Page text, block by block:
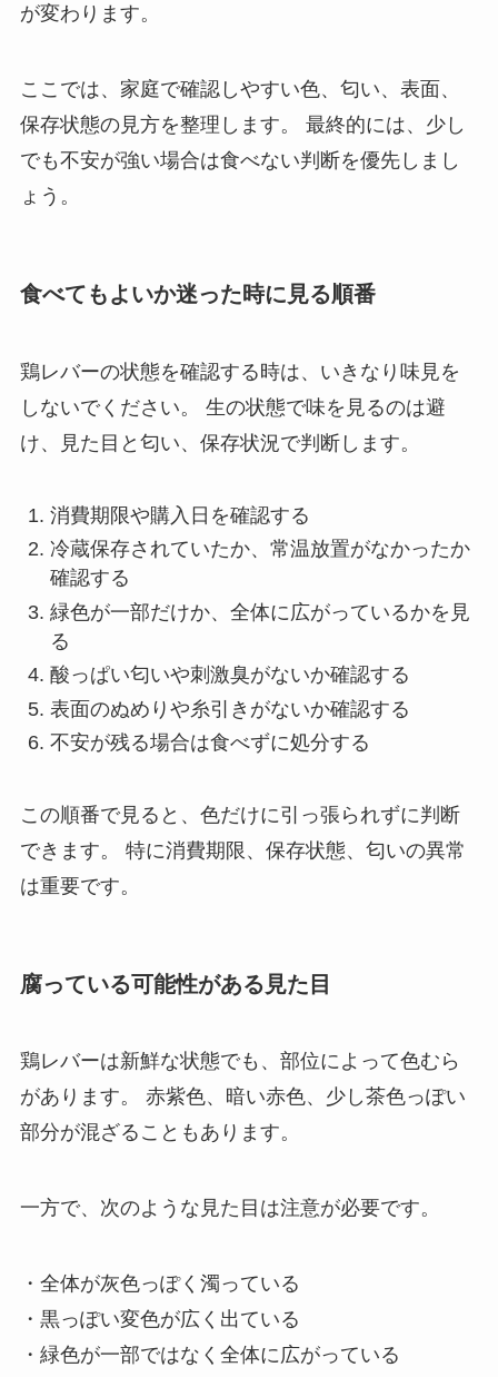
が変わります。
ここでは、家庭で確認しやすい色、匂い、表面、
保存状態の見方を整理します。 最終的には、少し
でも不安が強い場合は食べない判断を優先しまし
ょう。
食べてもよいか迷った時に見る順番
鶏レバーの状態を確認する時は、いきなり味見を
しないでください。 生の状態で味を見るのは避
け、見た目と匂い、保存状況で判断します。
消費期限や購入日を確認する
冷蔵保存されていたか、常温放置がなかったか
確認する
緑色が一部だけか、全体に広がっているかを見
る
酸っぱい匂いや刺激臭がないか確認する
表面のぬめりや糸引きがないか確認する
不安が残る場合は食べずに処分する
この順番で見ると、色だけに引っ張られずに判断
できます。 特に消費期限、保存状態、匂いの異常
は重要です。
腐っている可能性がある見た目
鶏レバーは新鮮な状態でも、部位によって色むら
があります。 赤紫色、暗い赤色、少し茶色っぽい
部分が混ざることもあります。
一方で、次のような見た目は注意が必要です。
・全体が灰色っぽく濁っている
・黒っぽい変色が広く出ている
・緑色が一部ではなく全体に広がっている